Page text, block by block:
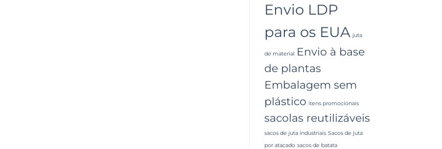
Envio LDP
para os EUA juta
de material Envio à base
de plantas
Embalagem sem
plástico itens promocionais
sacolas reutilizáveis
sacos de juta industriais Sacos de juta
por atacado sacos de batata